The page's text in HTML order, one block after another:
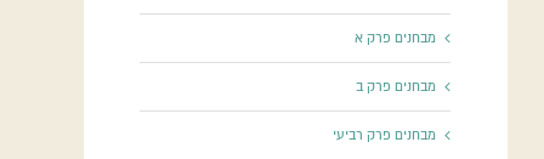
מבחנים פרק א
מבחנים פרק ב
מבחנים פרק רביעי